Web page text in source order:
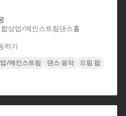
상업/메인스트림댄스홀
하기
/메인스트림 댄스 음악
드림 팝